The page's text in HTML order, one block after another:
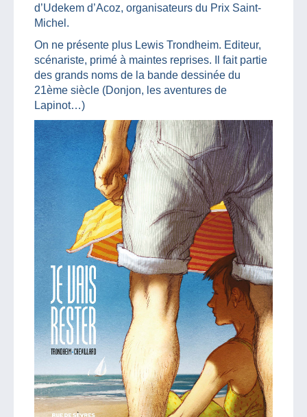
d’Udekem d’Acoz, organisateurs du Prix Saint-
Michel.
On ne présente plus Lewis Trondheim. Editeur,
scénariste, primé à maintes reprises. Il fait partie
des grands noms de la bande dessinée du
21ème siècle (Donjon, les aventures de
Lapinot…)